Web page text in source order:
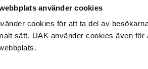
använder cookies
cookies för att ta del av
sätt. UAK använder cookies även
Säbygatan 4
753 23 Uppsala
Tel:018 – 12 12 22